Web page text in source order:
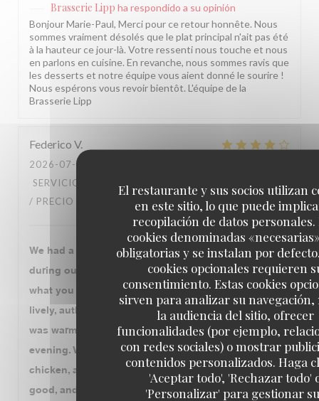
El restaurante y sus socios utilizan
en este sitio, lo que puede
recopilación de datos personales.
cookies denominadas
obligatorias y se instalan por
cookies opcionales requieren
consentimiento. Estas cookies
sirven para analizar su
la audiencia del sitio, ofrecer
funcionalidades (por ejemplo,
con redes sociales) o mostrar
contenidos personalizados. Haga
'Aceptar todo', 'Rechazar todo'
'Personalizar' para gestionar
Brasserie Lipp ha respondido a su opinión
Bonjour Marie-Paul, Merci pour ce retour honnête. Nous
sommes vraiment désolés que le plat principal n'ait pas été
à la hauteur ce jour-là. Votre ressenti nous touche et nous
en parlons en cuisine. En revanche, nous sommes ravis que
les desserts et notre équipe vous aient donné le sourire !
Nous espérons vous revoir bientôt. L'équipe de la
Brasserie Lipp
Federico V
2026-07-30
SERVICIO
AMBIENTE
CALIDAD
/ PRECIO
We had a very enjoyable dinner at Brasserie Lipp
during our visit to Paris. The atmosphere is exactly
what you expect from a historic Parisian brasserie:
lively, authentic, and full of character. The service
was warm, attentive, and professional throughout the
evening. We started with the leeks, followed by duck,
chicken, and beef. The duck and chicken were very
good, and we also enjoyed the floating island for